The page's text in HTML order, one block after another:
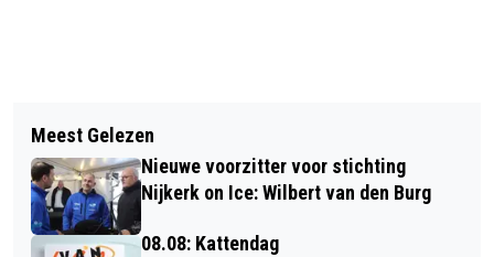
EVERT BUITENHUIS WINT MOOIE
PRIJS
EUROPARCS HOOPT OP ACCEPTABELE
OPLOSSING VOOR PERMANENTE
BEWONING OP BAD HULCKESTEIJN
Meest Gelezen
Nieuwe voorzitter voor stichting
Nijkerk on Ice: Wilbert van den Burg
08.08: Kattendag